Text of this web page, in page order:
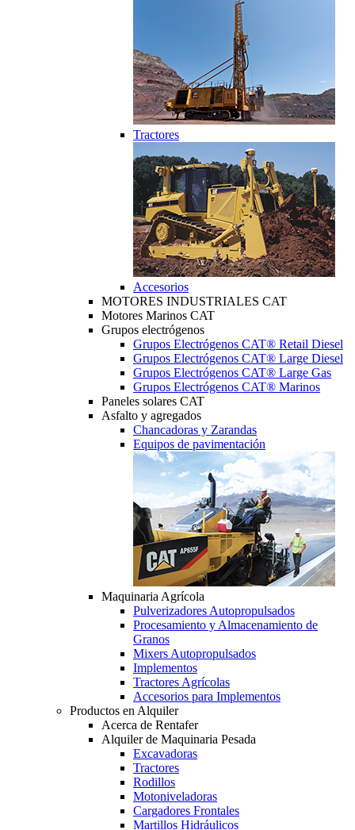
Tractores
Accesorios
MOTORES INDUSTRIALES CAT
Motores Marinos CAT
Grupos electrógenos
Grupos Electrógenos CAT® Retail Diesel
Grupos Electrógenos CAT® Large Diesel
Grupos Electrógenos CAT® Large Gas
Grupos Electrógenos CAT® Marinos
Paneles solares CAT
Asfalto y agregados
Chancadoras y Zarandas
Equipos de pavimentación
Maquinaria Agrícola
Pulverizadores Autopropulsados
Procesamiento y Almacenamiento de
Granos
Mixers Autopropulsados
Implementos
Tractores Agrícolas
Accesorios para Implementos
Productos en Alquiler
Acerca de Rentafer
Alquiler de Maquinaria Pesada
Excavadoras
Tractores
Rodillos
Motoniveladoras
Cargadores Frontales
Martillos Hidráulicos